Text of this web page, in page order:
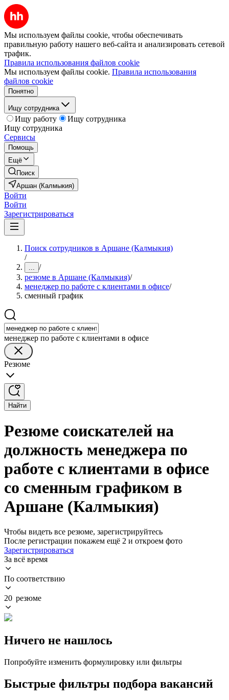
Мы используем файлы cookie, чтобы обеспечивать
правильную работу нашего веб-сайта и анализировать сетевой
трафик.
Правила использования файлов cookie
Мы используем файлы cookie. Правила использования
файлов cookie
Понятно
Ищу сотрудника
Ищу работу
Ищу сотрудника
Ищу сотрудника
Сервисы
Помощь
Ещё
Поиск
Аршан (Калмыкия)
Войти
Войти
Зарегистрироваться
Поиск сотрудников в Аршане (Калмыкия)
/
... /
резюме в Аршане (Калмыкия)/
менеджер по работе с клиентами в офисе/
сменный график
менеджер по работе с клиентами в офисе
Резюме
Найти
Резюме соискателей на
должность менеджера по
работе с клиентами в офисе
со сменным графиком в
Аршане (Калмыкия)
Чтобы видеть все резюме, зарегистрируйтесь
После регистрации покажем ещё 2 и откроем фото
Зарегистрироваться
За всё время
По соответствию
20 резюме
Ничего не нашлось
Попробуйте изменить формулировку или фильтры
Быстрые фильтры подбора вакансий